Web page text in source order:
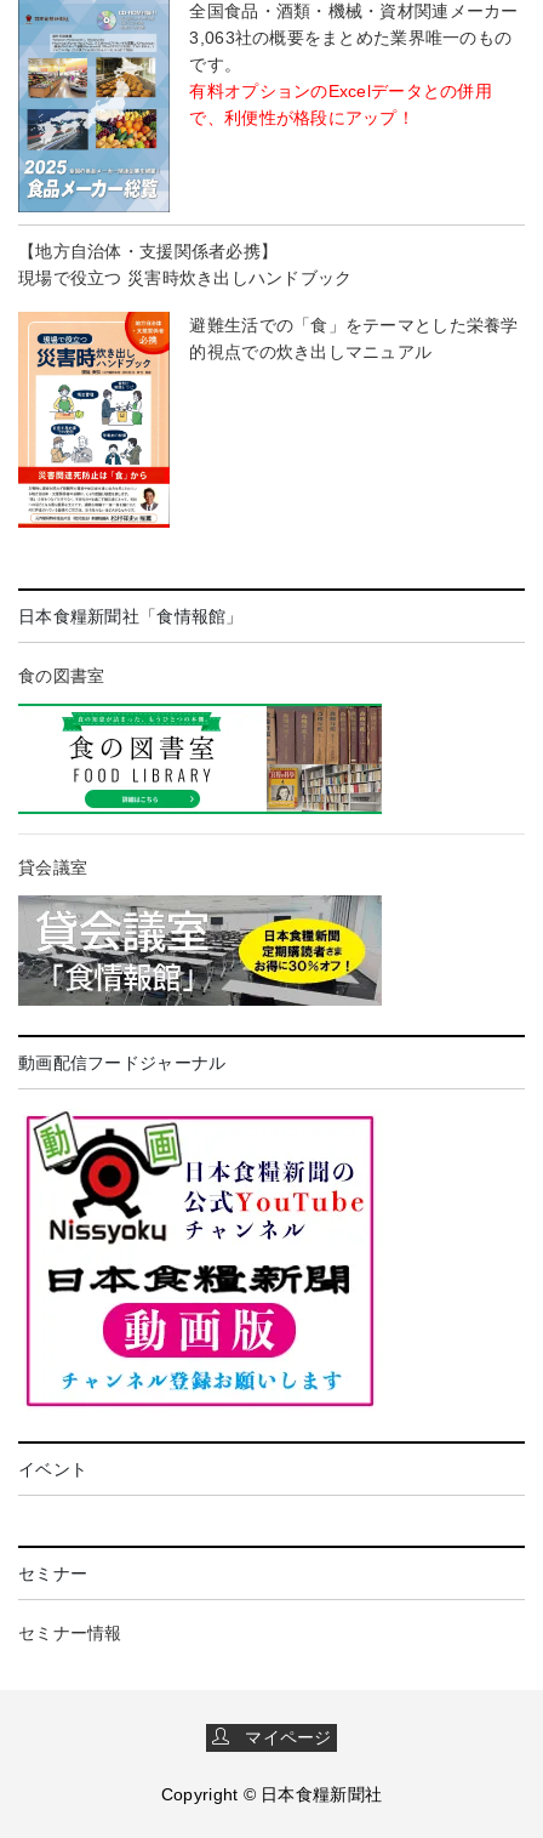
全国食品・酒類・機械・資材関連メーカー
3,063社の概要をまとめた業界唯一のもの
です。
有料オプションのExcelデータとの併用
で、利便性が格段にアップ！
【地方自治体・支援関係者必携】
現場で役立つ 災害時炊き出しハンドブック
避難生活での「食」をテーマとした栄養学
的視点での炊き出しマニュアル
日本食糧新聞社「食情報館」
食の図書室
貸会議室
動画配信フードジャーナル
イベント
セミナー
セミナー情報
マイページ
Copyright © 日本食糧新聞社